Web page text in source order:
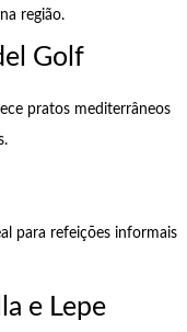
região.
Golf
pratos mediterrâneos
para refeições informais
e Lepe